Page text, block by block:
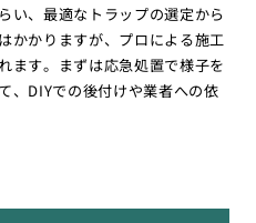
い、最適なトラップの選定から
かかりますが、プロによる施工
ます。まずは応急処置で様子を
、DIYでの後付けや業者への依